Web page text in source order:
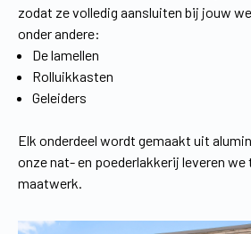
zodat ze volledig aansluiten bij jouw
onder andere:
De lamellen
Rolluikkasten
Geleiders
Elk onderdeel wordt gemaakt uit
onze nat- en poederlakkerij leveren
maatwerk.